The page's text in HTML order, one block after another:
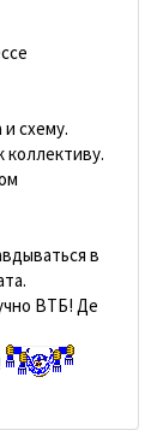
схему.
коллективу.
в
ВТБ! Де